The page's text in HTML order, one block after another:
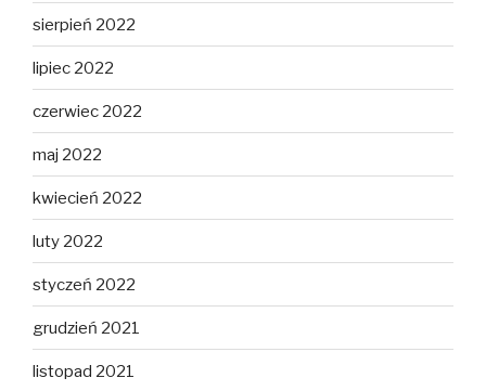
sierpień 2022
lipiec 2022
czerwiec 2022
maj 2022
kwiecień 2022
luty 2022
styczeń 2022
grudzień 2021
listopad 2021